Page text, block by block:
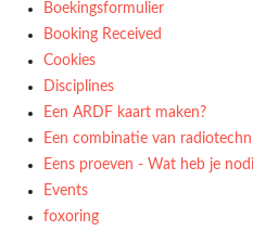
Boekingsformulier
Booking Received
Cookies
Disciplines
Een ARDF kaart maken?
Een combinatie van
Eens proeven - Wat heb je
Events
foxoring